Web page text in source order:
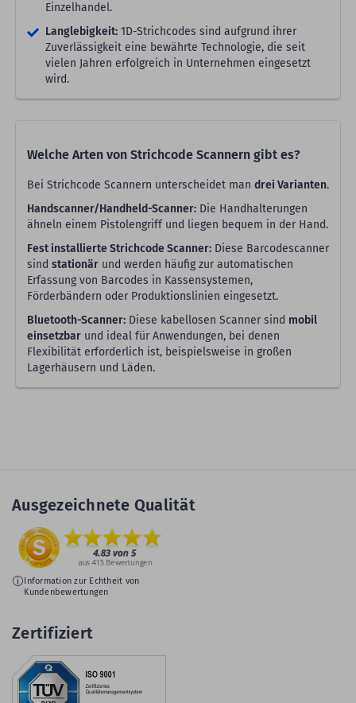
Einzelhandel.
Langlebigkeit: 1D-Strichcodes sind aufgrund ihrer
Zuverlässigkeit eine bewährte Technologie, die seit
vielen Jahren erfolgreich in Unternehmen eingesetzt
wird.
Welche Arten von Strichcode Scannern gibt es?
Bei Strichcode Scannern unterscheidet man drei Varianten.
Handscanner/Handheld-Scanner: Die Handhalterungen
ähneln einem Pistolengriff und liegen bequem in der Hand.
Fest installierte Strichcode Scanner: Diese Barcodescanner
sind stationär und werden häufig zur automatischen
Erfassung von Barcodes in Kassensystemen,
Förderbändern oder Produktionslinien eingesetzt.
Bluetooth-Scanner: Diese kabellosen Scanner sind mobil
einsetzbar und ideal für Anwendungen, bei denen
Flexibilität erforderlich ist, beispielsweise in großen
Lagerhäusern und Läden.
Ausgezeichnete Qualität
Information zur Echtheit von
Kundenbewertungen
Zertifiziert